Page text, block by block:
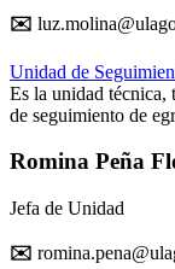
✉️
Unidad de
Es la unidad técnica,
de seguimiento de
Romina Peña
Jefa de Unidad
✉️